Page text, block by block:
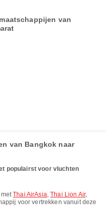
van
van Bangkok naar
populairst voor vluchten
metThai AirAsia,Thai Lion Air,
voor vertrekken vanuit deze